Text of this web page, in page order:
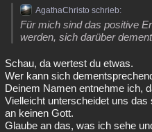
AgathaChristo schrieb:
Für mich sind das positive
werden, sich darüber
Schau, da wertest du etwas.
Wer kann sich
Deinem Namen entnehme ich,
Vielleicht unterscheidet uns
an keinen Gott.
Glaube an das, was ich sehe